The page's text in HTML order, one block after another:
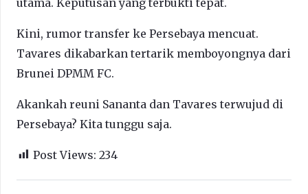
Kini, rumor transfer ke Persebaya mencuat.
Tavares dikabarkan tertarik memboyongnya dari
Brunei DPMM FC.
Akankah reuni Sananta dan Tavares terwujud di
Persebaya? Kita tunggu saja.
Post Views: 234